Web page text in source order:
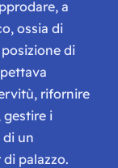
a
ossia di
di
rifornire
gestire i
di un
palazzo.